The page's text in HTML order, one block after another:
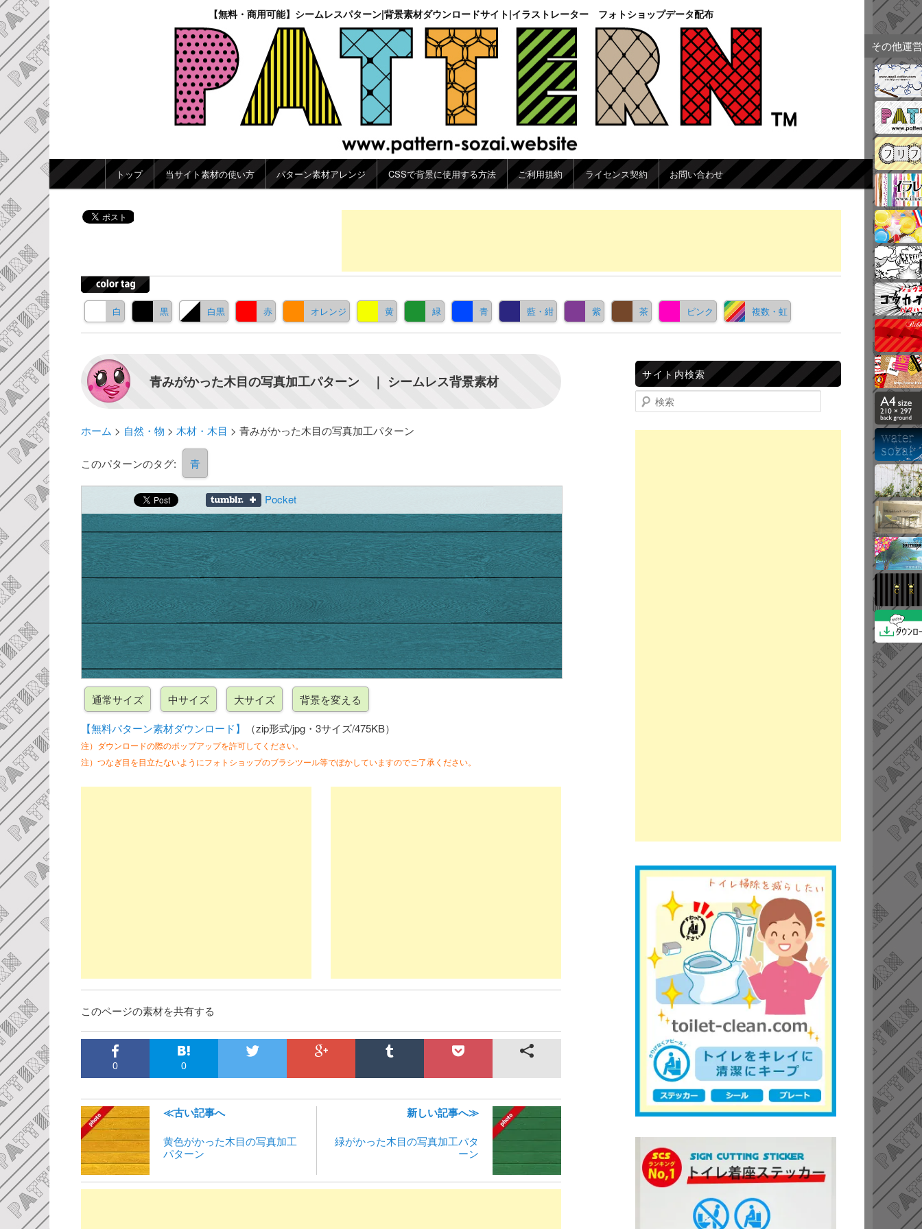
【無料・商用可能】シームレスパターン|背景素材ダウンロードサイト|イラストレーター フォトショップデータ配布
メインメニュー
メインコンテンツへ移動
サブコンテンツへ移動
トップ 当サイト素材の使い方 パターン素材アレンジ CSSで背景に使用する方法 ご利用規約 ライセンス契約 お問い合わせ
白 黒 白黒 赤 オレンジ 黄 緑 青 藍・紺 紫 茶 ピンク 複数・虹
青みがかった木目の写真加工パターン ｜ シームレス背景素材
ホーム > 自然・物 > 木材・木目 > 青みがかった木目の写真加工パターン
このパターンのタグ: 青
Pocket
【無料パターン素材ダウンロード】 （zip形式/jpg・3サイズ/475KB）
注）ダウンロードの際のポップアップを許可してください。
注）つなぎ目を目立たないようにフォトショップのブラシツール等でぼかしていますのでご了承ください。
このページの素材を共有する
0 0
≪古い記事へ
黄色がかった木目の写真加工
パターン
新しい記事へ≫
緑がかった木目の写真加工パタ
ーン
サイト内検索
検索
その他運